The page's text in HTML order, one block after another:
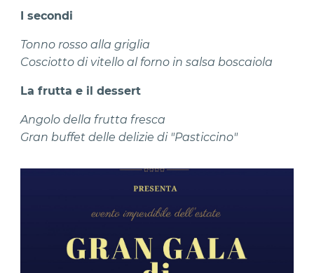
I secondi
Tonno rosso alla griglia
Cosciotto di vitello al forno in salsa boscaiola
La frutta e il dessert
Angolo della frutta fresca
Gran buffet delle delizie di "Pasticcino"